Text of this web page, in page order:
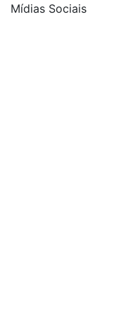
Mídias Sociais